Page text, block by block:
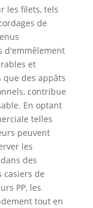
les filets, tels
de
d'emmêlement
et
des appâts
contribue
En optant
telles
peuvent
les
des
casiers de
PP, les
tout en